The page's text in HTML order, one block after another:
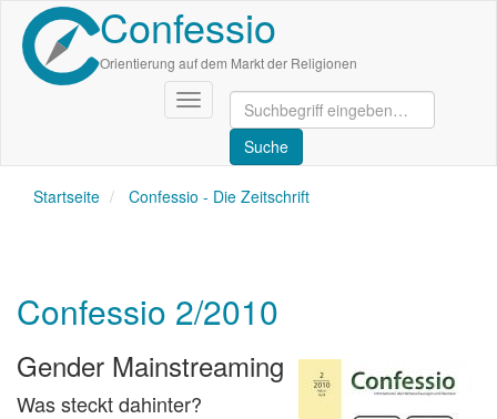
Direkt
zum
Inhalt
Confessio
Orientierung auf dem Markt der Religionen
Navigation
aktivieren/deaktivieren
Startseite Confessio - Die Zeitschrift
Confessio 2/2010
Gender Mainstreaming
Was steckt dahinter?